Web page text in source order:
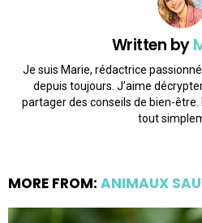
Written by
Je suis Marie, rédactrice
depuis toujours. J’aime
partager des conseils de bien-
tout
MORE FROM: ANIMAUX